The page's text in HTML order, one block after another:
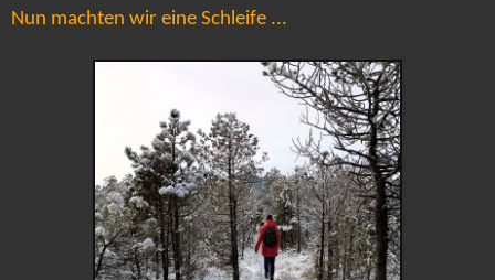
Nun machten wir eine Schleife ...